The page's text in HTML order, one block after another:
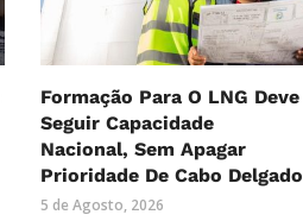
Formação Para O LNG Deve
Seguir Capacidade
Nacional, Sem Apagar
Prioridade De Cabo Delgado
5 de Agosto, 2026